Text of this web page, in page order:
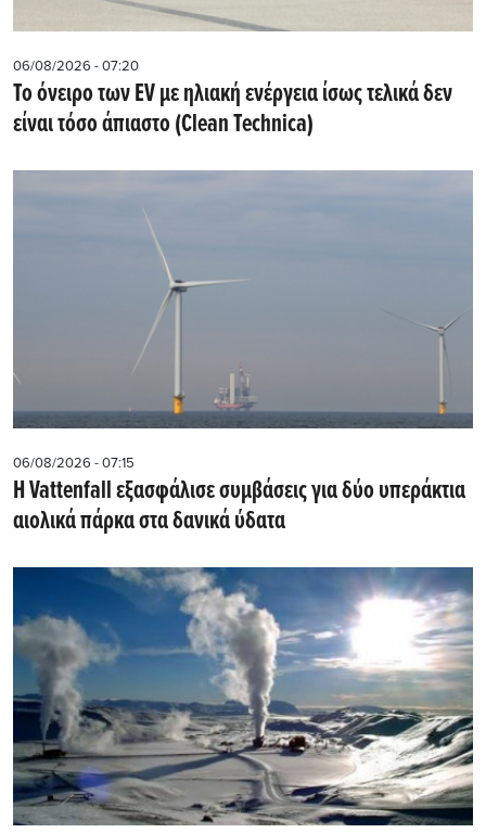
06/08/2026 - 07:20
Το όνειρο των EV με ηλιακή ενέργεια ίσως τελικά δεν
είναι τόσο άπιαστο (Clean Technica)
06/08/2026 - 07:15
Η Vattenfall εξασφάλισε συμβάσεις για δύο υπεράκτια
αιολικά πάρκα στα δανικά ύδατα